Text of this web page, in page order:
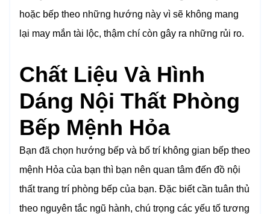
hoặc bếp theo những hướng này vì sẽ không mang
lại may mắn tài lộc, thậm chí còn gây ra những rủi ro.
Chất Liệu Và Hình
Dáng Nội Thất Phòng
Bếp Mệnh Hỏa
Bạn đã chọn hướng bếp và bố trí không gian bếp theo
mệnh Hỏa của bạn thì bạn nên quan tâm đến đồ nội
thất trang trí phòng bếp của bạn. Đặc biết cần tuân thủ
theo nguyên tắc ngũ hành, chú trọng các yếu tố tương